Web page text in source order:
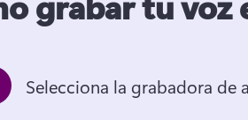
Selecciona la grabadora de